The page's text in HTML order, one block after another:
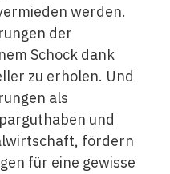
werden.
der
Schock dank
zu erholen. Und
als
und
fördern
für eine gewisse